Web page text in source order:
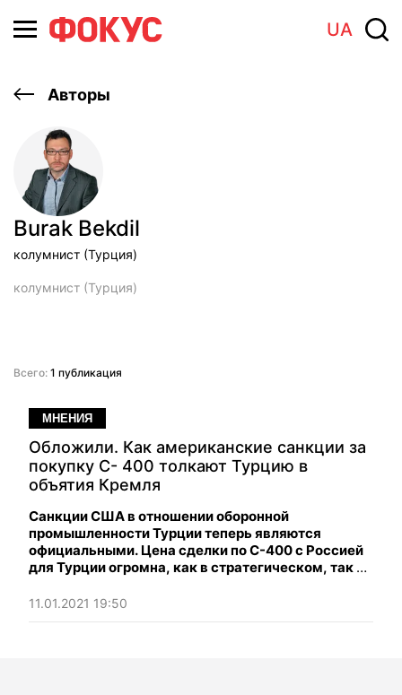
UA
Авторы
Burak Bekdil
колумнист (Турция)
колумнист (Турция)
Всего: 1 публикация
МНЕНИЯ
Обложили. Как американские санкции за
покупку С- 400 толкают Турцию в
объятия Кремля
Санкции США в отношении оборонной
промышленности Турции теперь являются
официальными. Цена сделки по С-400 с Россией
для Турции огромна, как в стратегическом, так и
продолжать расти в геометрической прогрессии
и подтолкнут Турцию в российскую орбиту.
11.01.2021 19:50